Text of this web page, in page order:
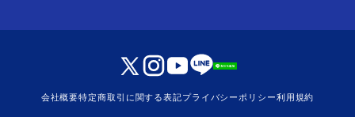
会社概要特定商取引に関する表記プライバシーポリシー利用規約